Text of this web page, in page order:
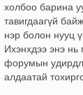
холбоо барина
тавигдаагүй
нэр болон нууц
Ихэнхдээ энэ нь
форумын
алдаатай